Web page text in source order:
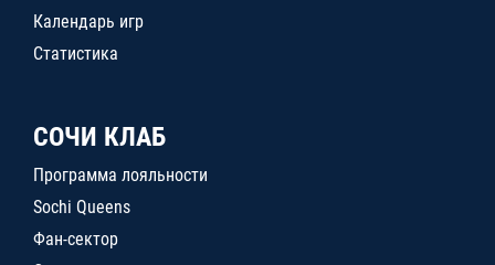
Календарь игр
Статистика
СОЧИ КЛАБ
Программа лояльности
Sochi Queens
Фан-сектор